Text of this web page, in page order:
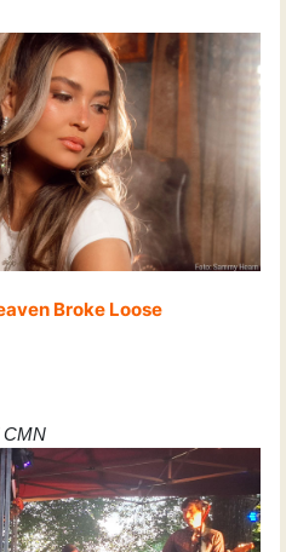
Broke Loose
CMN